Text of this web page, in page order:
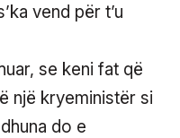
vend për t’u
se keni fat që
një kryeministër si
do e